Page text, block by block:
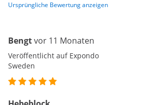
Ursprüngliche Bewertung anzeigen
Bengtvor 11 Monaten
Veröffentlicht auf Expondo
Sweden